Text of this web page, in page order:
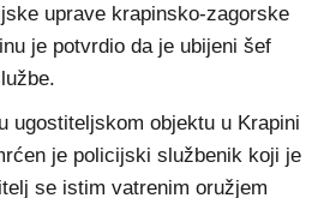
uprave krapinsko-zagorske
je potvrdio da je ubijeni šef
ugostiteljskom objektu u Krapini
je policijski službenik koji je
se istim vatrenim oružjem